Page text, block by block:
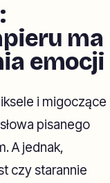
ma
emocji
i migoczące
pisanego
A jednak,
czy starannie